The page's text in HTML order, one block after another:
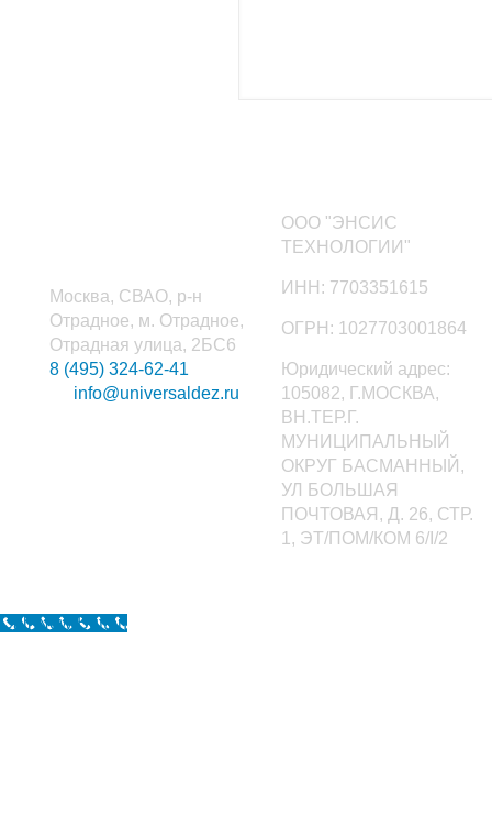
Москва, СВАО, р-н
Отрадное, м. Отрадное,
Отрадная улица, 2БС6
8 (495) 324-62-41
info@universaldez.ru
ООО "ЭНСИС
ТЕХНОЛОГИИ"
ИНН: 7703351615
ОГРН: 1027703001864
Юридический адрес:
105082, Г.МОСКВА,
ВН.ТЕР.Г.
МУНИЦИПАЛЬНЫЙ
ОКРУГ БАСМАННЫЙ,
УЛ БОЛЬШАЯ
ПОЧТОВАЯ, Д. 26, СТР.
1, ЭТ/ПОМ/КОМ 6/I/2
Call Now Button